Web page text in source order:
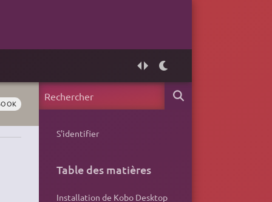
S'identifier
Table des matières
Installation de Kobo Desktop